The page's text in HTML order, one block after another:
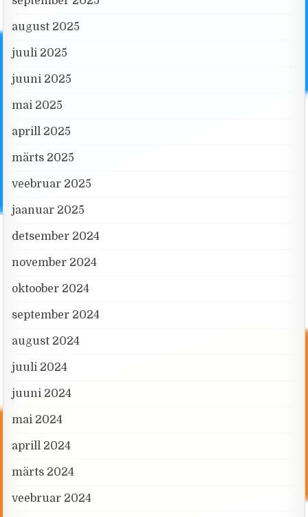
august 2025
juuli 2025
juuni 2025
mai 2025
aprill 2025
märts 2025
veebruar 2025
jaanuar 2025
detsember 2024
november 2024
oktoober 2024
september 2024
august 2024
juuli 2024
juuni 2024
mai 2024
aprill 2024
märts 2024
veebruar 2024